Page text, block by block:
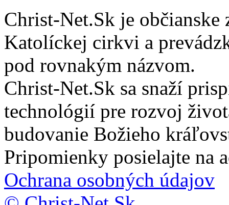
Christ-Net.Sk je
Katolíckej cirkvi a
pod rovnakým názvom.
Christ-Net.Sk sa snaží
technológií pre rozvoj
budovanie Božieho
Pripomienky posielajte na
Ochrana osobných údajov